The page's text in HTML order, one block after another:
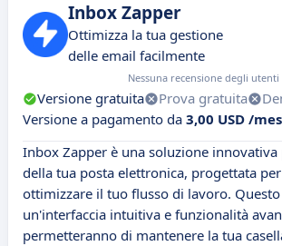
Inbox Zapper
Ottimizza la tua gestione
delle email facilmente
Nessuna recensione degli utenti
Versione gratuita Prova gratuita
Versione a pagamento da 3,00 USD /
Inbox Zapper è una soluzione innovativa
della tua posta elettronica, progettata
ottimizzare il tuo flusso di lavoro.
un'interfaccia intuitiva e funzionalità
permetteranno di mantenere la tua